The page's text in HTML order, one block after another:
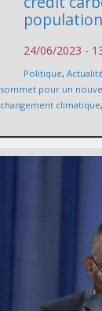
24/06/2023 -
Politique,Actualité
sommet pour un
changement climatique,